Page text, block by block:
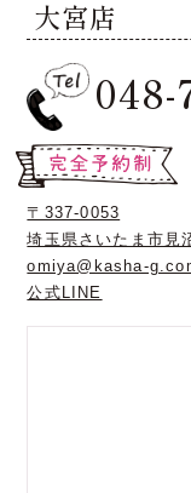
大宮店
048-
〒337-0053
埼玉県さいたま市見
omiya@kasha-
公式LINE